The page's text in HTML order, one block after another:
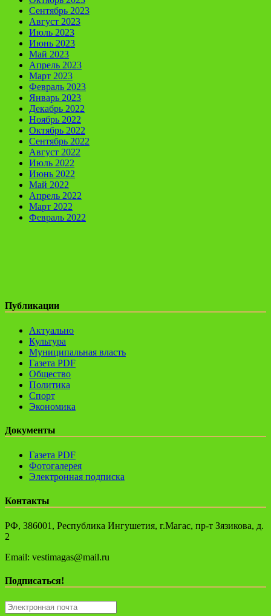
Сентябрь 2023
Август 2023
Июль 2023
Июнь 2023
Май 2023
Апрель 2023
Март 2023
Февраль 2023
Январь 2023
Декабрь 2022
Ноябрь 2022
Октябрь 2022
Сентябрь 2022
Август 2022
Июль 2022
Июнь 2022
Май 2022
Апрель 2022
Март 2022
Февраль 2022
Публикации
Актуально
Культура
Муниципальная власть
Газета PDF
Общество
Политика
Спорт
Экономика
Документы
Газета PDF
Фотогалерея
Электронная подписка
Контакты
РФ, 386001, Республика Ингушетия, г.Магас, пр-т Зязикова, д.
2
Email: vestimagas@mail.ru
Подписаться!